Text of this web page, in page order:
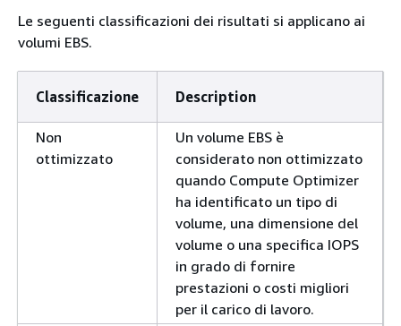
Le seguenti classificazioni dei risultati si applicano ai
volumi EBS.
Classificazione Description
Non
ottimizzato
Un volume EBS è
considerato non ottimizzato
quando Compute Optimizer
ha identificato un tipo di
volume, una dimensione del
volume o una specifica IOPS
in grado di fornire
prestazioni o costi migliori
per il carico di lavoro.